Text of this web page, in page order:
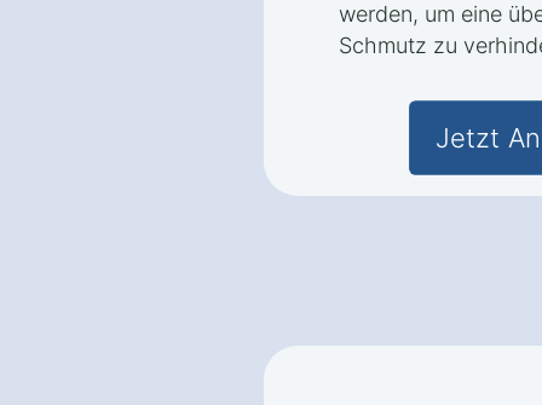
werden, um eine
Schmutz zu
Jetzt